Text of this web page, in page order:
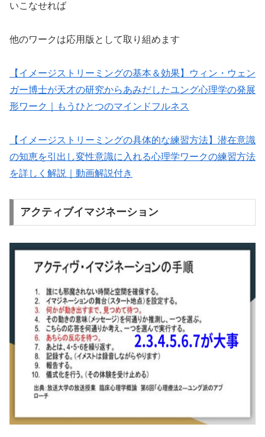
いこなせれば
他のワークは応用版として取り組めます
【イメージストリーミングの基本＆効果】ウィン・ウェン
ガー博士が天才の研究からあみだしたユング心理学の発展
形ワーク｜もうひとつのマインドフルネス
【イメージストリーミングの具体的な練習方法】潜在意識
の知恵を引出し変性意識に入れる心理学ワークの練習方法
を詳しく解説｜動画解説付き
アクティブイマジネーション